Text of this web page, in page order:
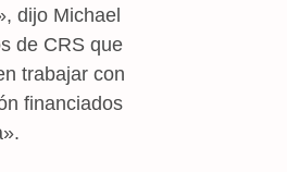
dijo Michael
de CRS que
trabajar con
financiados